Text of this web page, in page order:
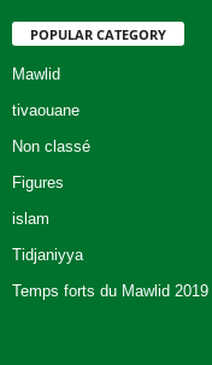
POPULAR CATEGORY
Mawlid
tivaouane
Non classé
Figures
islam
Tidjaniyya
Temps forts du Mawlid 2019